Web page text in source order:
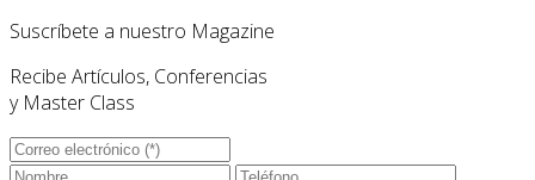
Suscríbete a nuestro Magazine
Recibe Artículos, Conferencias
y Master Class